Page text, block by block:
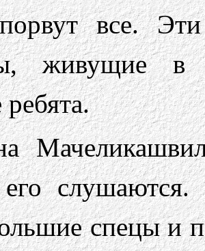
все.
живущие в
спецы и